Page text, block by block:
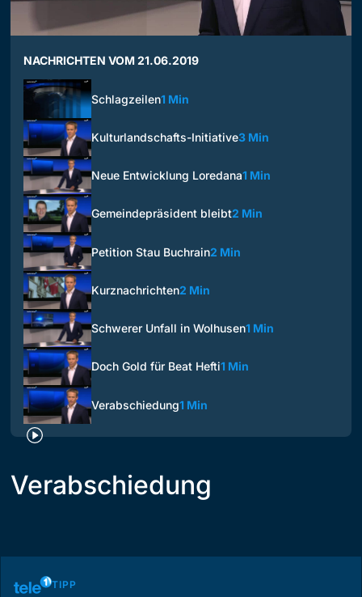
NACHRICHTEN VOM 21.06.2019
Schlagzeilen1 Min
Kulturlandschafts-Initiative3 Min
Neue Entwicklung Loredana1 Min
Gemeindepräsident bleibt2 Min
Petition Stau Buchrain2 Min
Kurznachrichten2 Min
Schwerer Unfall in Wolhusen1 Min
Doch Gold für Beat Hefti1 Min
Verabschiedung1 Min
Verabschiedung
TIPP